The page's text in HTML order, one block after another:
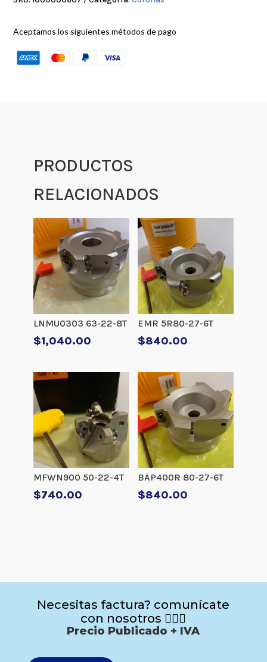
Aceptamos los siguientes métodos de pago
PRODUCTOS
RELACIONADOS
LNMU0303 63-22-8T
$1,040.00
EMR 5R80-27-6T
$840.00
MFWN900 50-22-4T
$740.00
BAP400R 80-27-6T
$840.00
Necesitas factura? comunícate
con nosotros 🙋🏻‍♂️
Precio Publicado + IVA